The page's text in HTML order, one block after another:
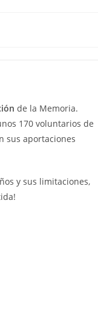
de la Memoria.
170 voluntarios de
sus aportaciones
y sus limitaciones,